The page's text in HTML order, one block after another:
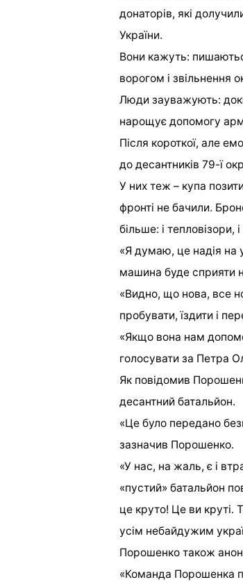
донаторів, які
України.
Вони кажуть:
ворогом і звільнення
Люди зауважують:
нарощує допомогу
Після короткої, але
до десантників 79-ї
У них теж – купа
фронті не бачили.
більше: і тепловізори,
«Я думаю, це надія на
машина буде сприяти
«Видно, що нова, все
пробувати, їздити і
«Якщо вона нам
голосувати за Петра
Як повідомив
десантний батальйон.
«Це було передано
зазначив Порошенко.
«У нас, на жаль, є і
«пустий» батальйон
це круто! Це ви
усім небайдужим
Порошенко також
«Команда Порошенка